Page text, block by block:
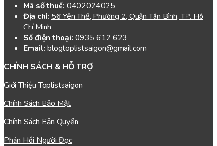
Mã số thuế: 0402024025
Địa chỉ: 56 Yên Thế, Phường 2, Quận Tân Bình, TP. Hồ
Chí Minh
Số điện thoại: 0935 612 623
Email: blogtoplistsaigon@gmail.com
CHÍNH SÁCH & HỖ TRỢ
Giới Thiệu Toplistsaigon
Chính Sách Bảo Mật
Chính Sách Bản Quyền
Phản Hồi Người Đọc